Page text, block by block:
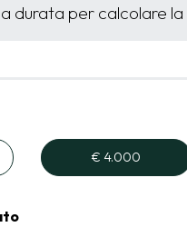
durata per calcolare
€ 4.000